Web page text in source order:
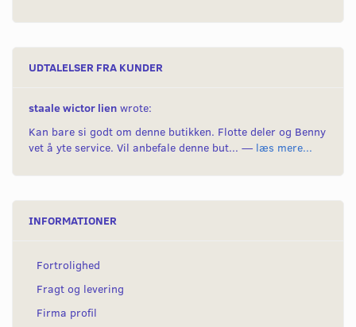
UDTALELSER FRA KUNDER
staale wictor lien wrote:
Kan bare si godt om denne butikken. Flotte deler og Benny
vet å yte service. Vil anbefale denne but... — læs mere...
INFORMATIONER
Fortrolighed
Fragt og levering
Firma profil